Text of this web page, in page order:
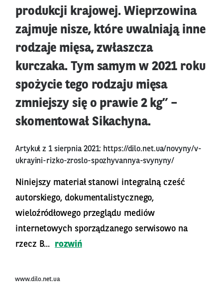
produkcji krajowej. Wieprzowina
zajmuje nisze, które uwalniają inne
rodzaje mięsa, zwłaszcza
kurczaka. Tym samym w 2021 roku
spożycie tego rodzaju mięsa
zmniejszy się o prawie 2 kg” –
skomentował Sikachyna.
Artykuł z 1 sierpnia 2021: https://dilo.net.ua/novyny/v-
ukrayini-rizko-zroslo-spozhyvannya-svynyny/
Niniejszy materiał stanowi integralną cześć
autorskiego, dokumentalistycznego,
wieloźródłowego przeglądu mediów
internetowych sporządzanego serwisowo na
rzecz B...
rozwiń
www.dilo.net.ua